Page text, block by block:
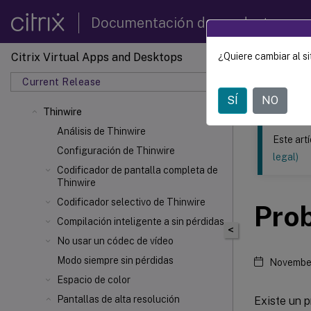
Documentación de productos
Citrix Virtual Apps and Desktops
Current Release
Thinwire
Análisis de Thinwire
Configuración de Thinwire
Codificador de pantalla completa de
Thinwire
Codificador selectivo de Thinwire
Compilación inteligente a sin pérdidas
No usar un códec de vídeo
Modo siempre sin pérdidas
Espacio de color
Pantallas de alta resolución
Este
Citrix
<
Este
legal)
Existe un
¿Quiere cambiar al
SÍ NO